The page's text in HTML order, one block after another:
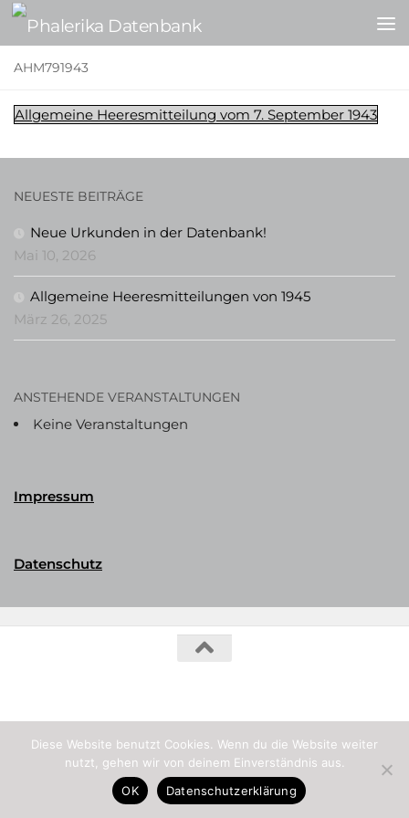
Zum Inhalt springen
AHM791943
Allgemeine Heeresmitteilung vom 7. September 1943
NEUESTE BEITRÄGE
Neue Urkunden in der Datenbank!
Mai 10, 2026
Allgemeine Heeresmitteilungen von 1945
März 26, 2025
ANSTEHENDE VERANSTALTUNGEN
Keine Veranstaltungen
Impressum
Datenschutz
Diese Website benutzt Cookies. Wenn du die Website weiter
nutzt, gehen wir von deinem Einverständnis aus.
OK
Datenschutzerklärung